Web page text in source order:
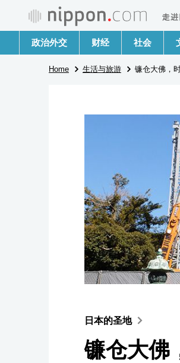
政治外交 财经 社会
Home 生活与旅游 镰仓大佛，
日本的圣地
镰仓大佛